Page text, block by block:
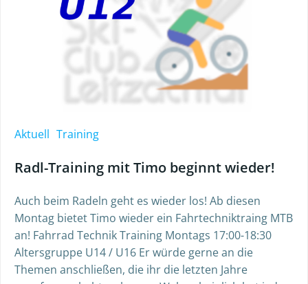
Aktuell Training
Radl-Training mit Timo beginnt wieder!
Auch beim Radeln geht es wieder los! Ab diesen
Montag bietet Timo wieder ein Fahrtechniktraing MTB
an! Fahrrad Technik Training Montags 17:00-18:30
Altersgruppe U14 / U16 Er würde gerne an die
Themen anschließen, die ihr die letzten Jahre